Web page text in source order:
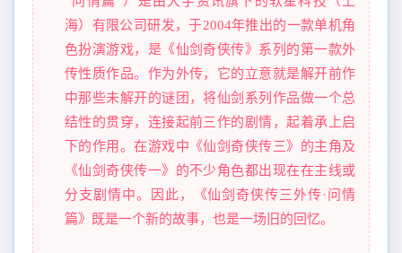
海）有限公司研发，于2004年推出的一款单机角
色扮演游戏，是《仙剑奇侠传》系列的第一款外
传性质作品。作为外传，它的立意就是解开前作
中那些未解开的谜团，将仙剑系列作品做一个总
结性的贯穿，连接起前三作的剧情，起着承上启
下的作用。在游戏中《仙剑奇侠传三》的主角及
《仙剑奇侠传一》的不少角色都出现在在主线或
分支剧情中。因此，《仙剑奇侠传三外传·问情
篇》既是一个新的故事，也是一场旧的回忆。